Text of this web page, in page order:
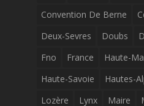
Convention De Berne
Deux-Sevres
Doubs
Fno
France Haute-
Haute-Savoie
Hautes-
Lozère
Lynx Maire